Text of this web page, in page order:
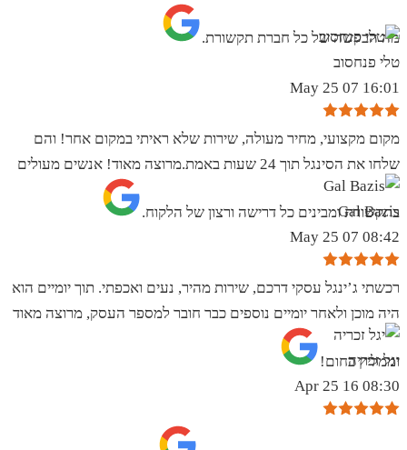
מה הבקשה של כל חברת תקשורת.
טלי פנחסוב
16:01 07 May 25
מקום מקצועי, מחיר מעולה, שירות שלא ראיתי במקום אחר! והם
שלחו את הסינגל תוך 24 שעות באמת.מרוצה מאוד! אנשים מעולים
בתקשורת ומבינים כל דרישה ורצון של הלקוח.
Gal Bazis
08:42 07 May 25
רכשתי ג’ינגל עסקי דרכם, שירות מהיר, נעים ואכפתי. תוך יומיים הוא
היה מוכן ולאחר יומיים נוספים כבר חובר למספר העסק, מרוצה מאוד
וממליץ בחום!
יגל זכריה
08:30 16 Apr 25